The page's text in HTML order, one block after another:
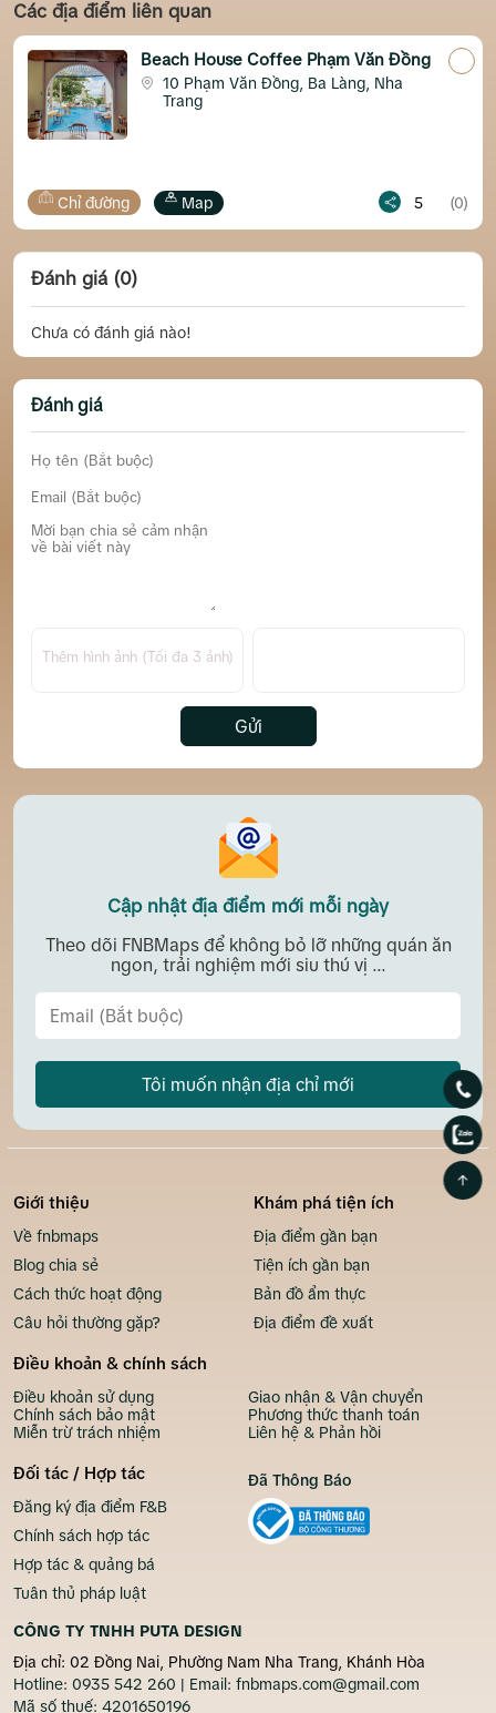
Các địa điểm liên quan
Beach House Coffee Phạm Văn Đồng
10 Phạm Văn Đồng, Ba Làng, Nha
Trang
Map Chỉ đường
Đánh giá (0)
Chưa có đánh giá nào!
Đánh giá
Thêm hình ảnh (Tối đa 3 ảnh)
Gửi
Cập nhật địa điểm mới mỗi ngày
Theo dõi FNBMaps để không bỏ lỡ những quán ăn
ngon, trải nghiệm mới siu thú vị ...
Tôi muốn nhận địa chỉ mới
Giới thiệu
Về fnbmaps
Blog chia sẻ
Cách thức hoạt động
Câu hỏi thường gặp?
Khám phá tiện ích
Địa điểm gần bạn
Tiện ích gần bạn
Bản đồ ẩm thực
Địa điểm đề xuất
Điều khoản & chính sách
Điều khoản sử dụng
Chính sách bảo mật
Miễn trừ trách nhiệm
Giao nhận & Vận chuyển
Phương thức thanh toán
Liên hệ & Phản hồi
Đối tác / Hợp tác
Đăng ký địa điểm F&B
Chính sách hợp tác
Hợp tác & quảng bá
Tuân thủ pháp luật
CÔNG TY TNHH PUTA DESIGN
Địa chỉ: 02 Đồng Nai, Phường Nam Nha Trang, Khánh Hòa
Hotline: 0935 542 260 | Email: fnbmaps.com@gmail.com
Mã số thuế: 4201650196
Đã Thông Báo